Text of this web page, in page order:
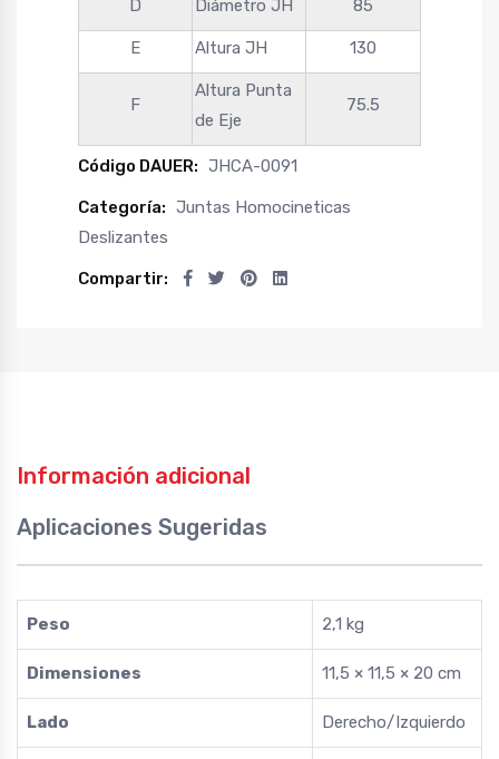
D Diámetro JH 85
E Altura JH 130
F
Altura Punta
de Eje
75.5
Código DAUER: JHCA-0091
Categoría: Juntas Homocineticas
Deslizantes
Compartir:
Información adicional
Aplicaciones Sugeridas
Peso 2,1 kg
Dimensiones 11,5 × 11,5 × 20 cm
Lado Derecho/Izquierdo